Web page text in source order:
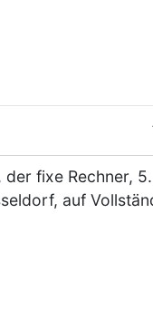
der fixe Rechner,
auf